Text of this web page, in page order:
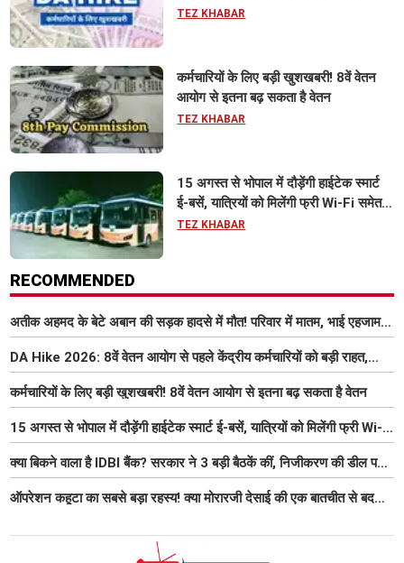
63% होने की संभावना
TEZ KHABAR
कर्मचारियों के लिए बड़ी खुशखबरी! 8वें वेतन
आयोग से इतना बढ़ सकता है वेतन
TEZ KHABAR
15 अगस्त से भोपाल में दौड़ेंगी हाईटेक स्मार्ट
ई-बसें, यात्रियों को मिलेंगी फ्री Wi-Fi समेत
आधुनिक सुविधा
TEZ KHABAR
RECOMMENDED
अतीक अहमद के बेटे अबान की सड़क हादसे में मौत! परिवार में मातम, भाई एहजाम ने
क्या कहा? जानिए पूरा मामला
DA Hike 2026: 8वें वेतन आयोग से पहले केंद्रीय कर्मचारियों को बड़ी राहत,
महंगाई भत्ता 63% होने की संभावना
कर्मचारियों के लिए बड़ी खुशखबरी! 8वें वेतन आयोग से इतना बढ़ सकता है वेतन
15 अगस्त से भोपाल में दौड़ेंगी हाईटेक स्मार्ट ई-बसें, यात्रियों को मिलेंगी फ्री Wi-
Fi समेत आधुनिक सुविधा
क्या बिकने वाला है IDBI बैंक? सरकार ने 3 बड़ी बैठकें कीं, निजीकरण की डील पर
बढ़ी हलचल
ऑपरेशन कहूटा का सबसे बड़ा रहस्य! क्या मोरारजी देसाई की एक बातचीत से बदल